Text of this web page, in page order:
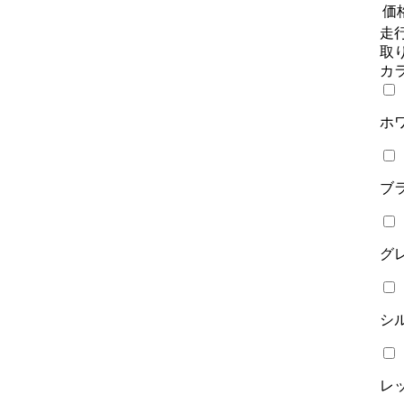
価
走
取
カ
ホ
ブ
グ
シ
レ